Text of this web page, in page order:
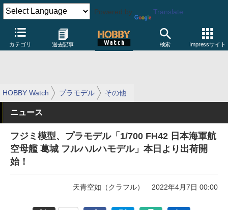
Powered by Translate
カテゴリ 過去記事 検索 Impressサイト
HOBBY Watch プラモデル その他
ニュース
フジミ模型、プラモデル「1/700 FH42 日本海軍航
空母艦 葛城 フルハルハモデル」本日より出荷開
始！
天青空如（クラフル） 2022年4月7日 00:00